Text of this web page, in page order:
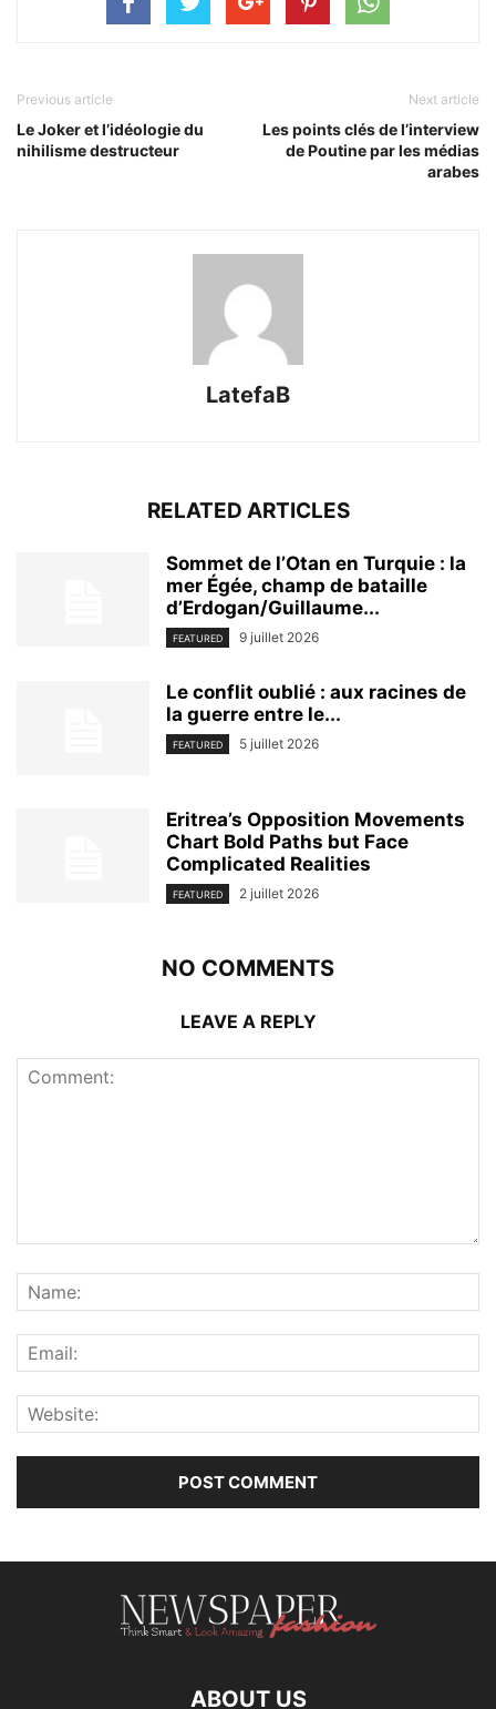
Previous article
Le Joker et l’idéologie du
nihilisme destructeur
Next article
Les points clés de l’interview
de Poutine par les médias
arabes
LatefaB
RELATED ARTICLES
Sommet de l’Otan en Turquie : la
mer Égée, champ de bataille
d’Erdogan/Guillaume...
FEATURED 9 juillet 2026
Le conflit oublié : aux racines de
la guerre entre le...
FEATURED 5 juillet 2026
Eritrea’s Opposition Movements
Chart Bold Paths but Face
Complicated Realities
FEATURED 2 juillet 2026
NO COMMENTS
LEAVE A REPLY
ABOUT US